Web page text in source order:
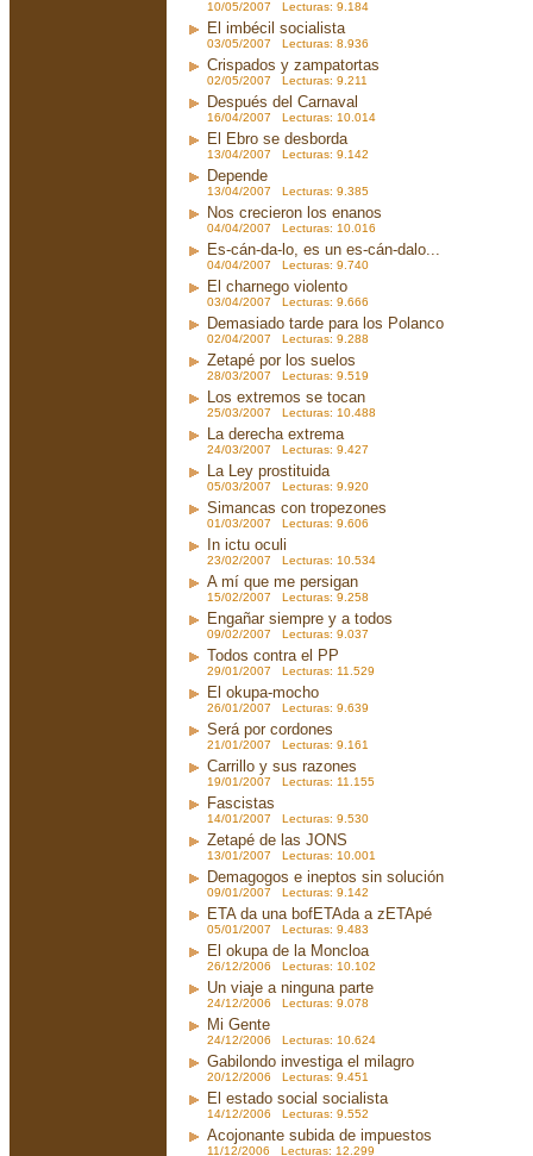
10/05/2007 Lecturas: 9.184
El imbécil socialista
03/05/2007 Lecturas: 8.936
Crispados y zampatortas
02/05/2007 Lecturas: 9.211
Después del Carnaval
16/04/2007 Lecturas: 10.014
El Ebro se desborda
13/04/2007 Lecturas: 9.142
Depende
13/04/2007 Lecturas: 9.385
Nos crecieron los enanos
04/04/2007 Lecturas: 10.016
Es-cán-da-lo, es un es-cán-dalo...
04/04/2007 Lecturas: 9.740
El charnego violento
03/04/2007 Lecturas: 9.666
Demasiado tarde para los Polanco
02/04/2007 Lecturas: 9.288
Zetapé por los suelos
28/03/2007 Lecturas: 9.519
Los extremos se tocan
25/03/2007 Lecturas: 10.488
La derecha extrema
24/03/2007 Lecturas: 9.427
La Ley prostituida
05/03/2007 Lecturas: 9.920
Simancas con tropezones
01/03/2007 Lecturas: 9.606
In ictu oculi
23/02/2007 Lecturas: 10.534
A mí que me persigan
15/02/2007 Lecturas: 9.258
Engañar siempre y a todos
09/02/2007 Lecturas: 9.037
Todos contra el PP
29/01/2007 Lecturas: 11.529
El okupa-mocho
26/01/2007 Lecturas: 9.639
Será por cordones
21/01/2007 Lecturas: 9.161
Carrillo y sus razones
19/01/2007 Lecturas: 11.155
Fascistas
14/01/2007 Lecturas: 9.530
Zetapé de las JONS
13/01/2007 Lecturas: 10.001
Demagogos e ineptos sin solución
09/01/2007 Lecturas: 9.142
ETA da una bofETAda a zETApé
05/01/2007 Lecturas: 9.483
El okupa de la Moncloa
26/12/2006 Lecturas: 10.102
Un viaje a ninguna parte
24/12/2006 Lecturas: 9.078
Mi Gente
24/12/2006 Lecturas: 10.624
Gabilondo investiga el milagro
20/12/2006 Lecturas: 9.451
El estado social socialista
14/12/2006 Lecturas: 9.552
Acojonante subida de impuestos
11/12/2006 Lecturas: 12.299